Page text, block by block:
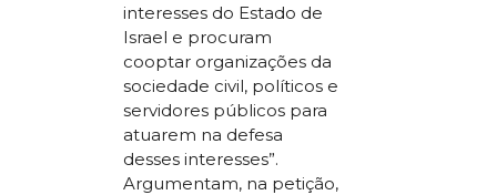
interesses do Estado de
Israel e procuram
cooptar organizações da
sociedade civil, políticos e
servidores públicos para
atuarem na defesa
desses interesses”.
Argumentam, na petição,